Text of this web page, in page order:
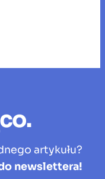
artykułu?
newslettera!